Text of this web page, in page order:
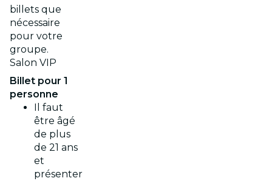
billets que
nécessaire
pour votre
groupe.
Salon VIP
Billet pour 1
personne
Il faut
être âgé
de plus
de 21 ans
et
présenter